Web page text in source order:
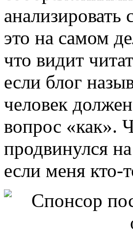
это на самом
что видит
если блог
человек
вопрос «как».
продвинулся
если меня кто-